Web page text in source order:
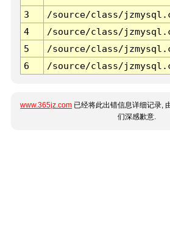
3 /source/class/
4
/source/class/
5
/source/class/
6
/source/class/
www.365jz.com 已经将此出错信息详细记录,
们深感歉意.